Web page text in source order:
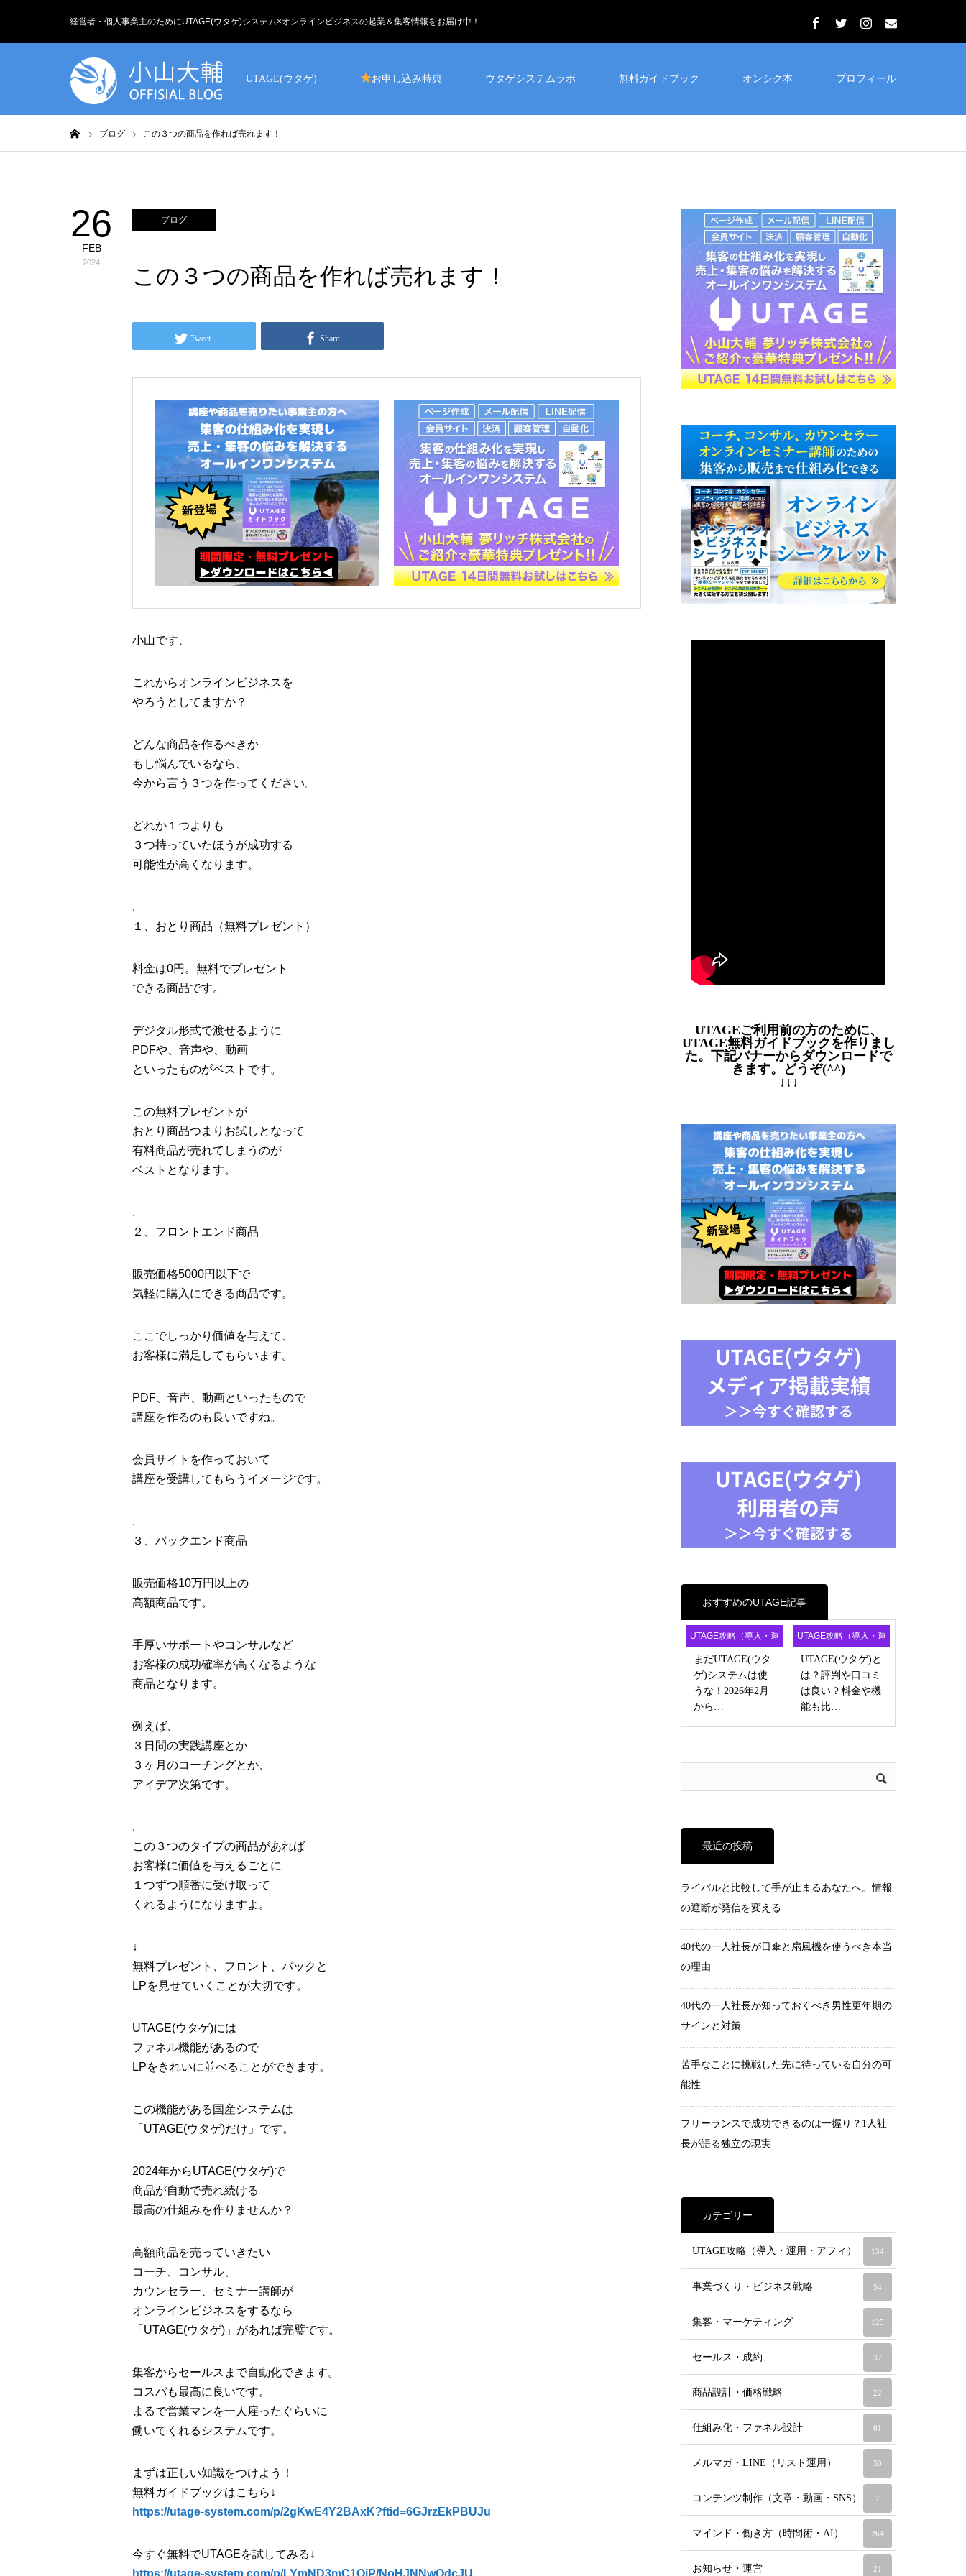
経営者・個人事業主のためにUTAGE(ウタゲ)システム×オンラインビジネスの起業＆集客情報をお届け中！
UTAGE(ウタゲ) お申し込み特典 ウタゲシステムラボ 無料ガイドブック オンシク本 プロフィール
ブログ この３つの商品を作れば売れます！
26
FEB
2024
ブログ
この３つの商品を作れば売れます！
Tweet Share
小山です、
これからオンラインビジネスを
やろうとしてますか？
どんな商品を作るべきか
もし悩んでいるなら、
今から言う３つを作ってください。
どれか１つよりも
３つ持っていたほうが成功する
可能性が高くなります。
.
１、おとり商品（無料プレゼント）
料金は0円。無料でプレゼント
できる商品です。
デジタル形式で渡せるように
PDFや、音声や、動画
といったものがベストです。
この無料プレゼントが
おとり商品つまりお試しとなって
有料商品が売れてしまうのが
ベストとなります。
.
２、フロントエンド商品
販売価格5000円以下で
気軽に購入にできる商品です。
ここでしっかり価値を与えて、
お客様に満足してもらいます。
PDF、音声、動画といったもので
講座を作るのも良いですね。
会員サイトを作っておいて
講座を受講してもらうイメージです。
.
３、バックエンド商品
販売価格10万円以上の
高額商品です。
手厚いサポートやコンサルなど
お客様の成功確率が高くなるような
商品となります。
例えば、
３日間の実践講座とか
３ヶ月のコーチングとか、
アイデア次第です。
.
この３つのタイプの商品があれば
お客様に価値を与えるごとに
１つずつ順番に受け取って
くれるようになりますよ。
↓
無料プレゼント、フロント、バックと
LPを見せていくことが大切です。
UTAGE(ウタゲ)には
ファネル機能があるので
LPをきれいに並べることができます。
この機能がある国産システムは
「UTAGE(ウタゲ)だけ」です。
2024年からUTAGE(ウタゲ)で
商品が自動で売れ続ける
最高の仕組みを作りませんか？
高額商品を売っていきたい
コーチ、コンサル、
カウンセラー、セミナー講師が
オンラインビジネスをするなら
「UTAGE(ウタゲ)」があれば完璧です。
集客からセールスまで自動化できます。
コスパも最高に良いです。
まるで営業マンを一人雇ったぐらいに
働いてくれるシステムです。
まずは正しい知識をつけよう！
無料ガイドブックはこちら↓
https://utage-system.com/p/2gKwE4Y2BAxK?ftid=6GJrzEkPBUJu
今すぐ無料でUTAGEを試してみる↓
UTAGEご利用前の方のために、
UTAGE無料ガイドブックを作りまし
た。下記バナーからダウンロードで
きます。どうぞ(^^)
↓↓↓
おすすめのUTAGE記事
UTAGE攻略（導入・運
用・アフィ）
まだUTAGE(ウタ
ゲ)システムは使
うな！2026年2月
から…
UTAGE攻略（導入・運
用・アフィ）
UTAGE(ウタゲ)と
は？評判や口コミ
は良い？料金や機
能も比…
最近の投稿
ライバルと比較して手が止まるあなたへ。情報
の遮断が発信を変える
40代の一人社長が日傘と扇風機を使うべき本当
の理由
40代の一人社長が知っておくべき男性更年期の
サインと対策
苦手なことに挑戦した先に待っている自分の可
能性
フリーランスで成功できるのは一握り？1人社
長が語る独立の現実
カテゴリー
UTAGE攻略（導入・運用・アフィ） 134
事業づくり・ビジネス戦略 54
集客・マーケティング 125
セールス・成約 37
商品設計・価格戦略 22
仕組み化・ファネル設計 61
メルマガ・LINE（リスト運用） 50
コンテンツ制作（文章・動画・SNS） 7
マインド・働き方（時間術・AI） 264
お知らせ・運営 21